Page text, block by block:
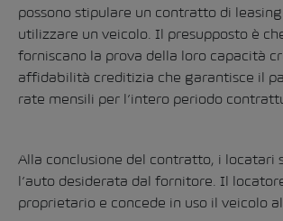
possono stipulare un contratto di
utilizzare un veicolo. Il presupposto è
forniscano la prova della loro capacità
affidabilità creditizia che garantisce il
rate mensili per l’intero periodo
Alla conclusione del contratto, i locatari
l’auto desiderata dal fornitore. Il
proprietario e concede in uso il veicolo